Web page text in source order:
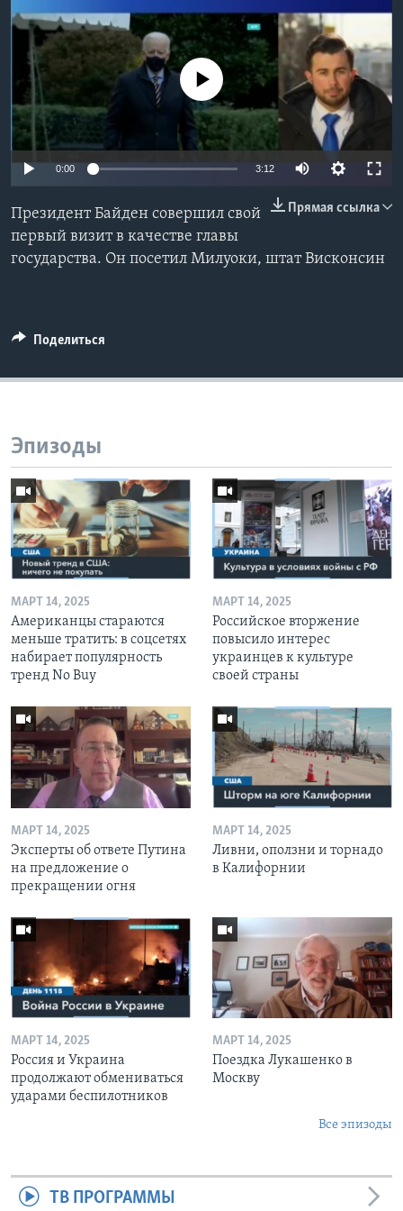
Learning English
СОЦИАЛЬНЫЕ СЕТИ
Языки
No media source currently available
0:00 3:12
Прямая ссылка
Президент Байден совершил свой
первый визит в качестве главы
государства. Он посетил Милуоки, штат Висконсин
Поделиться
Эпизоды
МАРТ 14, 2025
Американцы стараются
меньше тратить: в соцсетях
набирает популярность
тренд No Buy
МАРТ 14, 2025
Российское вторжение
повысило интерес
украинцев к культуре
своей страны
МАРТ 14, 2025
Эксперты об ответе Путина
на предложение о
прекращении огня
МАРТ 14, 2025
Ливни, оползни и торнадо
в Калифорнии
МАРТ 14, 2025
Россия и Украина
продолжают обмениваться
ударами беспилотников
МАРТ 14, 2025
Поездка Лукашенко в
Москву
Все эпизоды
ТВ ПРОГРАММЫ